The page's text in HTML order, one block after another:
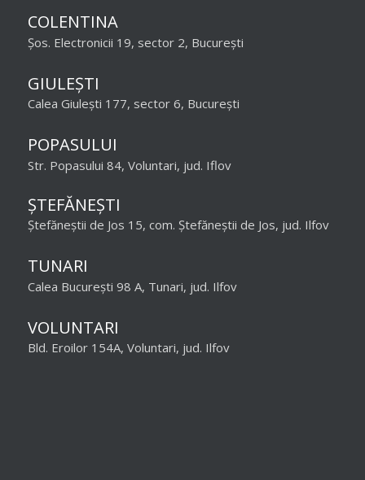
COLENTINA
Șos. Electronicii 19, sector 2, București
GIULEȘTI
Calea Giulești 177, sector 6, București
POPASULUI
Str. Popasului 84, Voluntari, jud. Iflov
ȘTEFĂNEȘTI
Ștefăneștii de Jos 15, com. Ștefăneștii de Jos, jud. Ilfov
TUNARI
Calea București 98 A, Tunari, jud. Ilfov
VOLUNTARI
Bld. Eroilor 154A, Voluntari, jud. Ilfov